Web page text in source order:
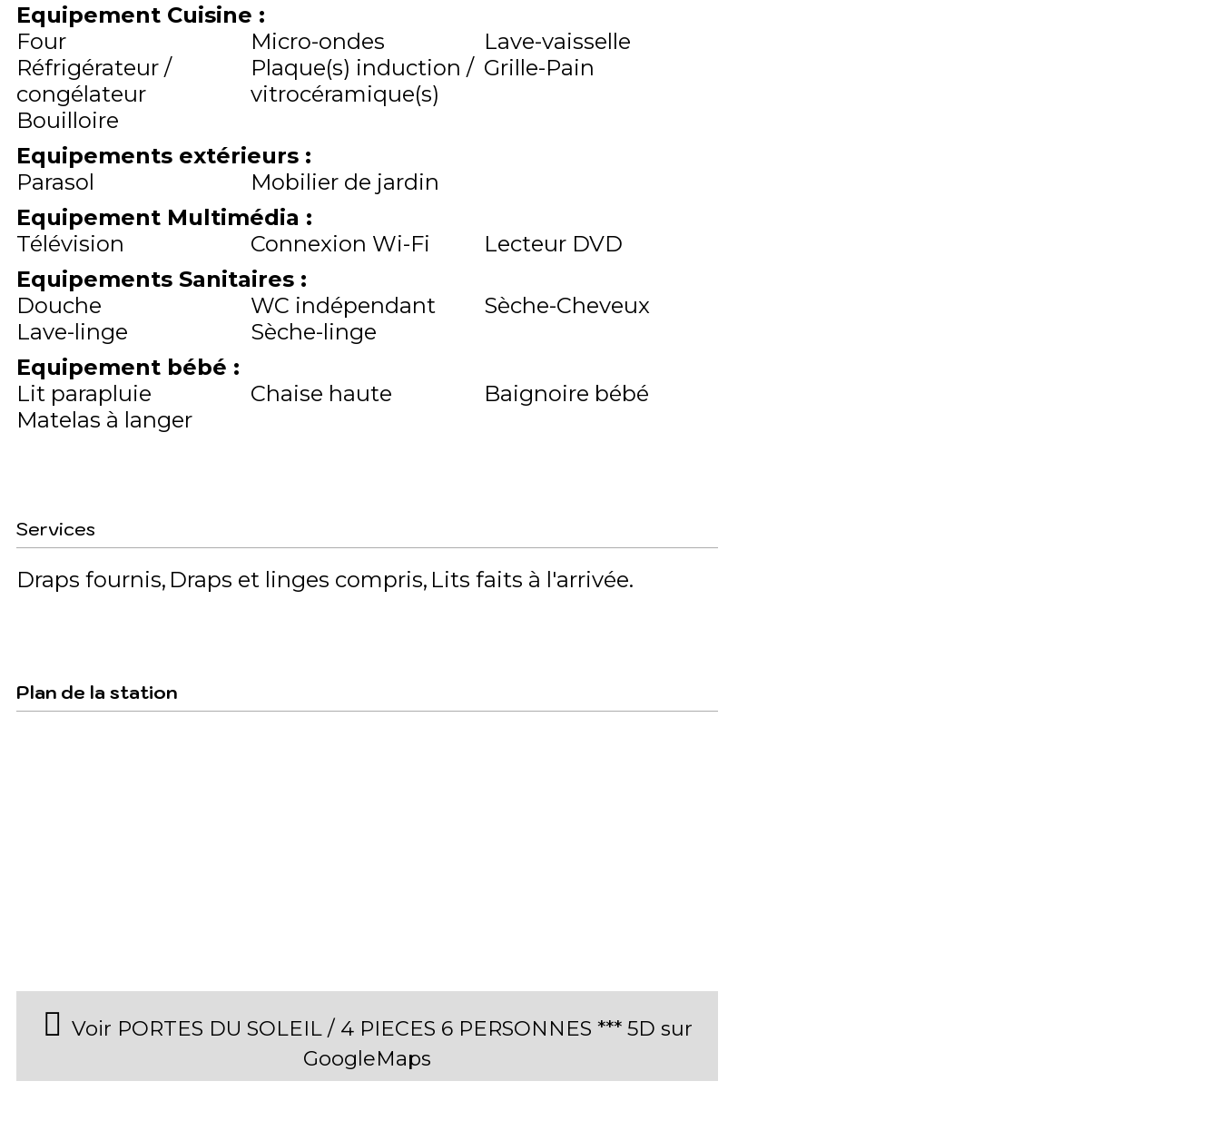
Equipement Cuisine :
Four
Micro-ondes
Lave-vaisselle
Réfrigérateur /
congélateur
Plaque(s) induction /
vitrocéramique(s)
Grille-Pain
Bouilloire
Equipements extérieurs :
Parasol
Mobilier de jardin
Equipement Multimédia :
Télévision
Connexion Wi-Fi
Lecteur DVD
Equipements Sanitaires :
Douche
WC indépendant
Sèche-Cheveux
Lave-linge
Sèche-linge
Equipement bébé :
Lit parapluie
Chaise haute
Baignoire bébé
Matelas à langer
Services
Draps fournis Draps et linges compris Lits faits à l'arrivée
Plan de la station
Voir PORTES DU SOLEIL / 4 PIECES 6 PERSONNES *** 5D sur
GoogleMaps